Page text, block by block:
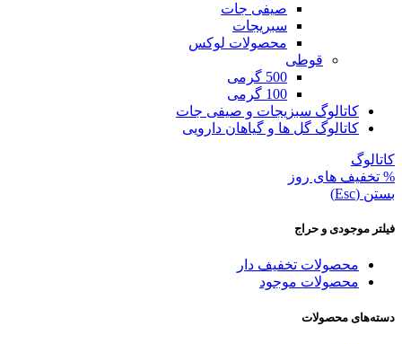
صیفی جات
سبریجات
محصولات لوکس
قوطی
500 گرمی
100 گرمی
کاتالوگ سبزیجات و صیفی جات
کاتالوگ گل ها و گیاهان دارویی
کاتالوگ
% تخفیف های روز
بستن (Esc)
فیلتر موجودی و حراج
محصولات تخفیف دار
محصولات موجود
دسته‌های محصولات